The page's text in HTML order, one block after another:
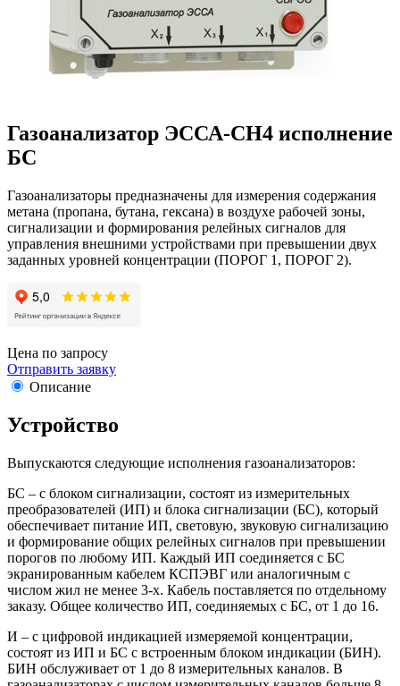
Газоанализатор ЭССА-СН4 исполнение
БС
Газоанализаторы предназначены для измерения содержания
метана (пропана, бутана, гексана) в воздухе рабочей зоны,
сигнализации и формирования релейных сигналов для
управления внешними устройствами при превышении двух
заданных уровней концентрации (ПОРОГ 1, ПОРОГ 2).
Цена по запросу
Отправить заявку
Описание
Устройство
Выпускаются следующие исполнения газоанализаторов:
БС – с блоком сигнализации, состоят из измерительных
преобразователей (ИП) и блока сигнализации (БС), который
обеспечивает питание ИП, световую, звуковую сигнализацию
и формирование общих релейных сигналов при превышении
порогов по любому ИП. Каждый ИП соединяется с БС
экранированным кабелем КСПЭВГ или аналогичным с
числом жил не менее 3-х. Кабель поставляется по отдельному
заказу. Общее количество ИП, соединяемых с БС, от 1 до 16.
И – с цифровой индикацией измеряемой концентрации,
состоят из ИП и БС с встроенным блоком индикации (БИН).
БИН обслуживает от 1 до 8 измерительных каналов. В